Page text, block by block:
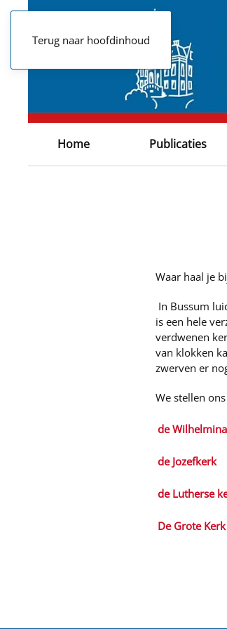
Terug naar hoofdinhoud
Home Publicaties
Waar haal je
In Bussum
is een hele
verdwenen
van klokken
zwerven er
We stellen
de
de Jozefkerk
de Lutherse
De Grote